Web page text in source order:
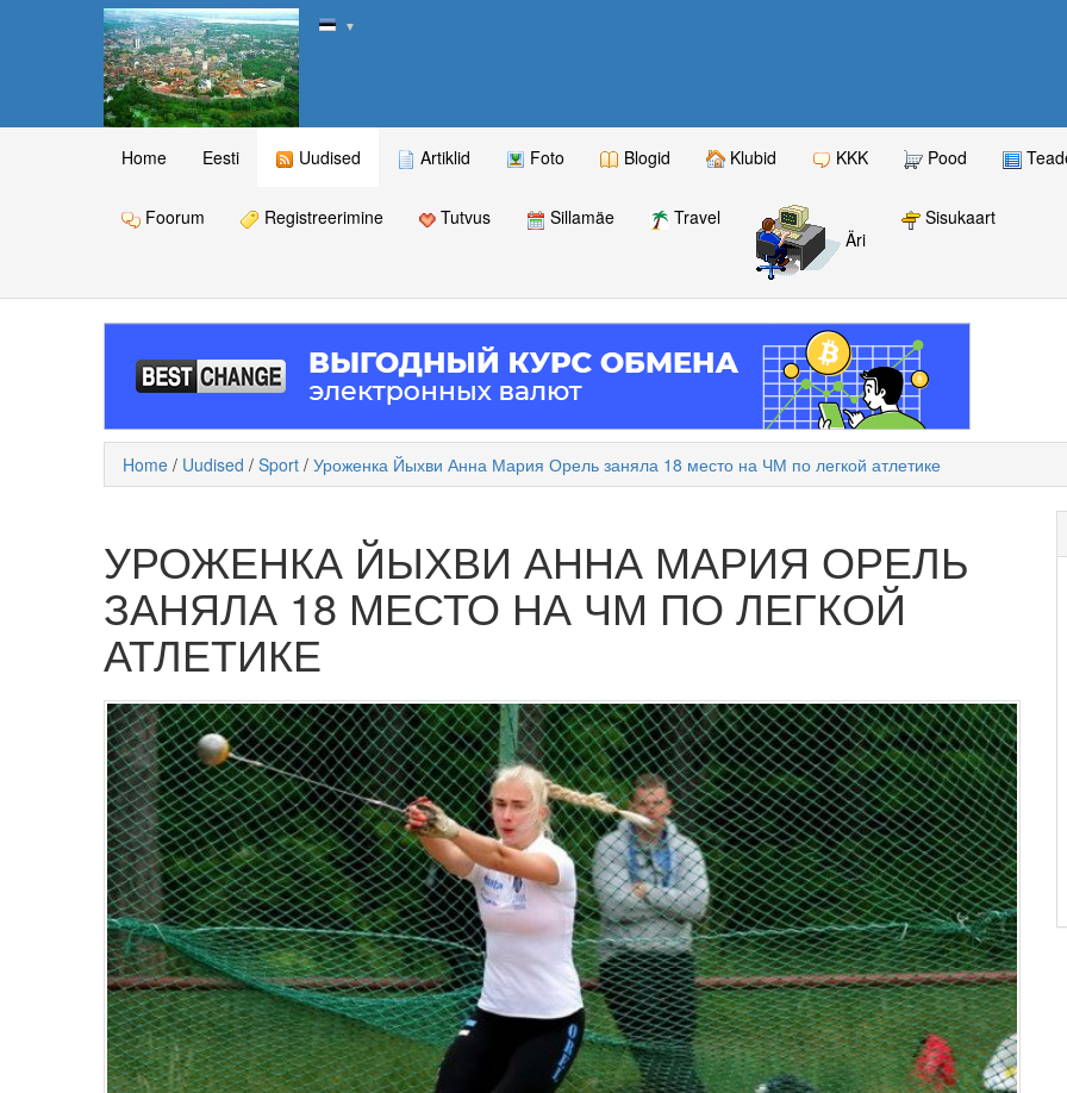
▼
Home Eesti Uudised Artiklid Foto Blogid Klubid KKK Pood
Foorum Registreerimine Tutvus Sillamäe
Travel
Äri
Sisukaart
Home / Uudised / Sport / Уроженка Йыхви Анна Мария Орель заняла 18 место на ЧМ по легкой атлетике
УРОЖЕНКА ЙЫХВИ АННА МАРИЯ ОРЕЛЬ
ЗАНЯЛА 18 МЕСТО НА ЧМ ПО ЛЕГКОЙ
АТЛЕТИКЕ